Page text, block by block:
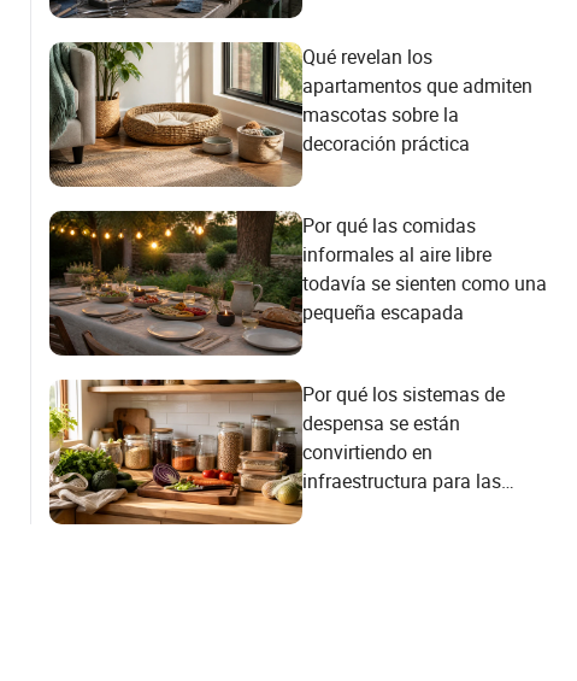
Qué revelan los
apartamentos que admiten
mascotas sobre la
decoración práctica
Por qué las comidas
informales al aire libre
todavía se sienten como una
pequeña escapada
Por qué los sistemas de
despensa se están
convirtiendo en
infraestructura para las